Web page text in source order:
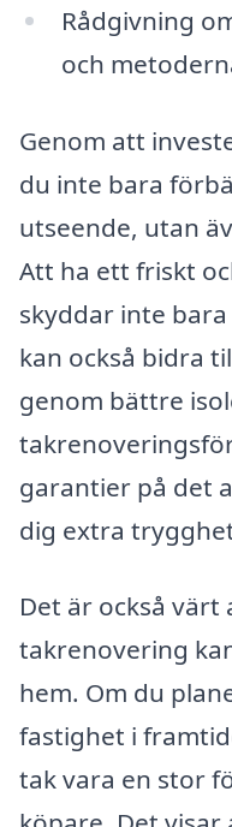
Rådgivning
och
Genom att
du inte bara
utseende, utan
Att ha ett friskt
skyddar inte
kan också bidra
genom bättre
garantier på det
dig extra
Det är också
takrenovering
hem. Om du
fastighet i
tak vara en stor